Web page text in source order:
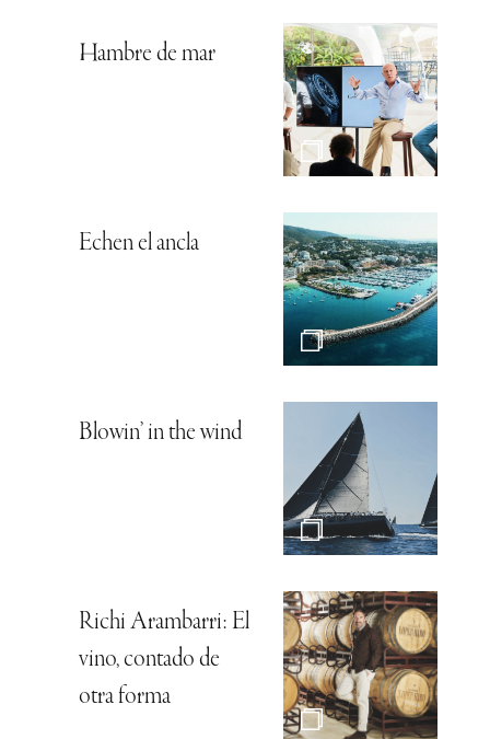
Hambre de mar
Echen el ancla
Blowin’ in the wind
Richi Arambarri: El
vino, contado de
otra forma